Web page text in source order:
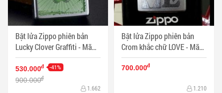
Bật lửa Zippo phiên bản
Lucky Clover Graffiti - Mã
SP: ZPC0771
530.000đ -41%
900.000đ
1.662
Bật lửa Zippo phiên bản
Crom khắc chữ LOVE - Mã
SP: ZPC0742
700.000đ
1.210